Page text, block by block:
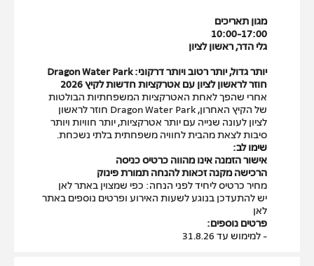
מגון תאריכים
10:00-17:00
גלי הדר, ראשון לציון
יותר גדול, יותר רטוב ויותר דרקוני: Dragon Water Park
חוזר לראשון לציון עם אטרקציות חדשות לקיץ 2026
אחרי שהפך לאחת האטרקציות המשפחתיות הבולטות
של הקיץ האחרון, Dragon Water Park חוזר לראשון
לציון לעונה שנייה עם יותר אטרקציות, יותר חוויות ויותר
סיבות לצאת מהבית לחוויה משפחתית בלתי נשכחת.
שימו לב:
אישור הזמנה אינו מהווה כרטיס כניסה
הרכישה מקנה זכאות להנחה תמורת פינוק
מחיר כרטיס ליחיד לפני הנחה: כפי שמצוין באתר לאן
יש להתעדכן בנוגע לשעות האירוע ופרטים נוספים באתר
לאן
פרטים נוספים:
- למימוש עד 31.8.26